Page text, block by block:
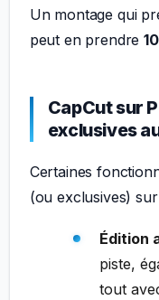
Un montage qui
peut en prendre
CapCut sur
exclusives
Certaines
(ou exclusives)
Édition
piste,
tout